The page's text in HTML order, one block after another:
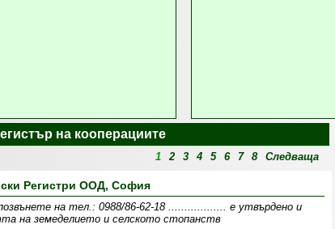
на кооперациите
1 2 3 4 5 6 7 8 Следваща
Регистри ООД, София
на тел.: 0988/86-62-18 .................. e утвърдено и
на земеделието и селското стопанств